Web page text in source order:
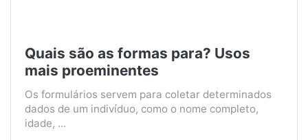
Quais são as formas para? Usos
mais proeminentes
Os formulários servem para coletar determinados
dados de um indivíduo, como o nome completo,
idade, ...